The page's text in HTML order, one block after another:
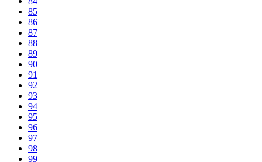
85
86
87
88
89
90
91
92
93
94
95
96
97
98
99